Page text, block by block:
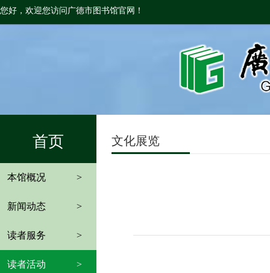
您好，欢迎您访问广德市图书馆官网！
首页
本馆概况 >
新闻动态 >
读者服务 >
读者活动 >
文化展览